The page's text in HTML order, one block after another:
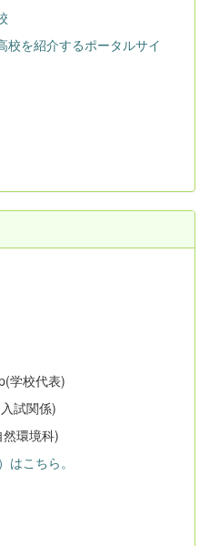
校を紹介するポータルサイ
学校代表)
試関係)
環境科)
こちら。